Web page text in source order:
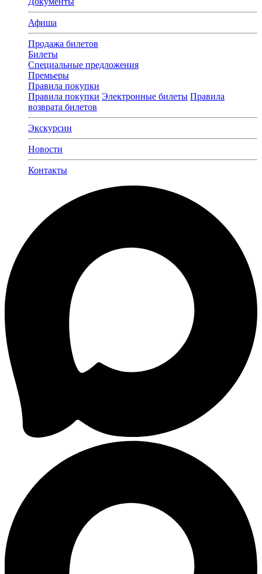
Афиша
Продажа билетов
Билеты
Специальные предложения
Премьеры
Правила покупки
Правила покупки Электронные билеты Правила
возврата билетов
Экскурсии
Новости
Контакты